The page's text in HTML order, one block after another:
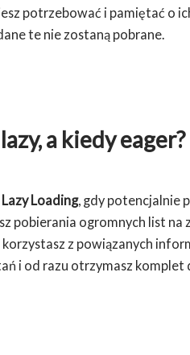
potrzebować i pamiętać o
te nie zostaną pobrane.
a kiedy eager?
Lazy Loading, gdy potencjalnie
pobierania ogromnych list na
z powiązanych
i od razu otrzymasz komplet